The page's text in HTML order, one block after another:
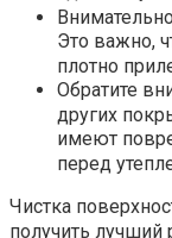
Это важно,
плотно
Обратите
других
имеют
перед
Чистка
получить лучший